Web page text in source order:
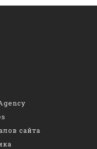
сайта